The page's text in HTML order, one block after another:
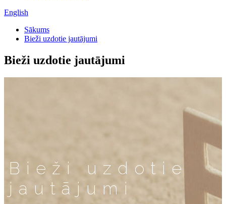
English
Sākums
Bieži uzdotie jautājumi
Bieži uzdotie jautājumi
Bieži uzdotie
jautājumi